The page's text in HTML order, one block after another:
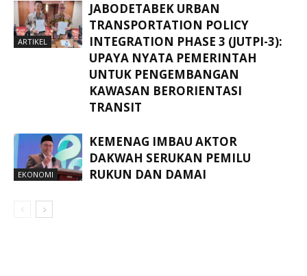
ARTIKEL
JABODETABEK URBAN
TRANSPORTATION POLICY
INTEGRATION PHASE 3 (JUTPI-3):
UPAYA NYATA PEMERINTAH
UNTUK PENGEMBANGAN
KAWASAN BERORIENTASI
TRANSIT
EKONOMI
KEMENAG IMBAU AKTOR
DAKWAH SERUKAN PEMILU
RUKUN DAN DAMAI